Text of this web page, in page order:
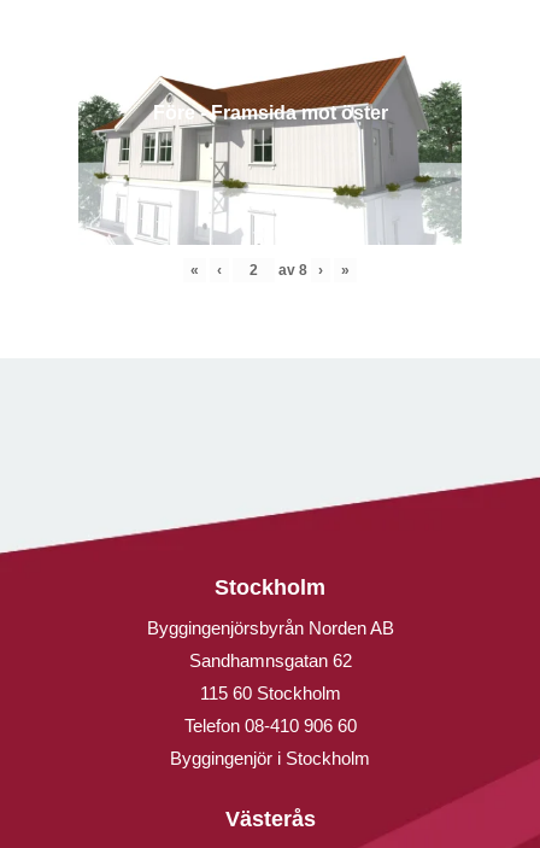
Före - Framsida mot öster
« ‹ av 8 › »
Stockholm
Byggingenjörsbyrån Norden AB
Sandhamnsgatan 62
115 60 Stockholm
Telefon 08-410 906 60
Byggingenjör i Stockholm
Västerås